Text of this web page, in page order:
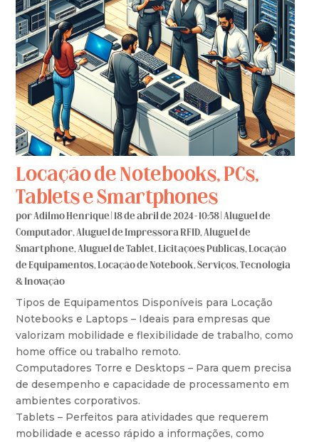
Locação de Notebooks, PCs,
Tablets e Smartphones
porAdilmo Henrique |18 de abril de 2024 - 10:58 |Aluguel de
Computador,Aluguel de Impressora RFID,Aluguel de
Smartphone,Aluguel de Tablet,Licitações Públicas,Locação
de Equipamentos,Locação de Notebook,Serviços,Tecnologia
& Inovação
Tipos de Equipamentos Disponíveis para Locação
Notebooks e Laptops – Ideais para empresas que
valorizam mobilidade e flexibilidade de trabalho, como
home office ou trabalho remoto.
Computadores Torre e Desktops – Para quem precisa
de desempenho e capacidade de processamento em
ambientes corporativos.
Tablets – Perfeitos para atividades que requerem
mobilidade e acesso rápido a informações, como